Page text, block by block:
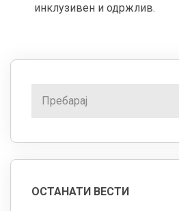
инклузивен и одржлив.
ОСТАНАТИ ВЕСТИ